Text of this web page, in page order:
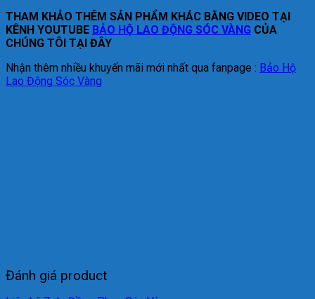
THAM KHẢO THÊM SẢN PHẨM KHÁC BẰNG VIDEO TẠI
KÊNH YOUTUBE BẢO HỘ LAO ĐỘNG SÓC VÀNG CỦA
CHÚNG TÔI TẠI ĐÂY
Nhận thêm nhiều khuyến mãi mới nhất qua fanpage : Bảo Hộ
Lao Động Sóc Vàng
Đánh giá product